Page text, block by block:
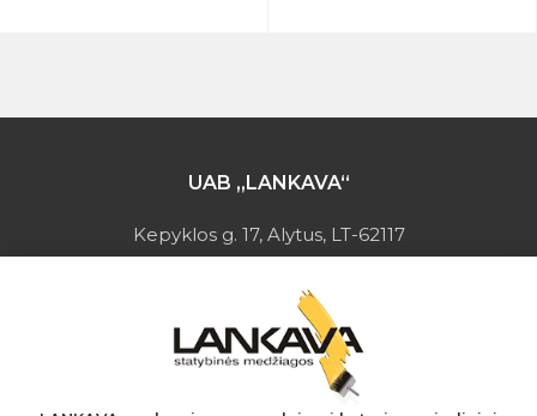
UAB „LANKAVA“
Kepyklos g. 17, Alytus, LT-62117
Įmonės kodas: 149728275
PVM mokėtojo kodas: LT497282716
A.s.: LT037044060001923651
AB SEB bankas